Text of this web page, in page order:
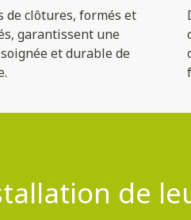
de clôtures, formés et
garantissent une
et durable de
de